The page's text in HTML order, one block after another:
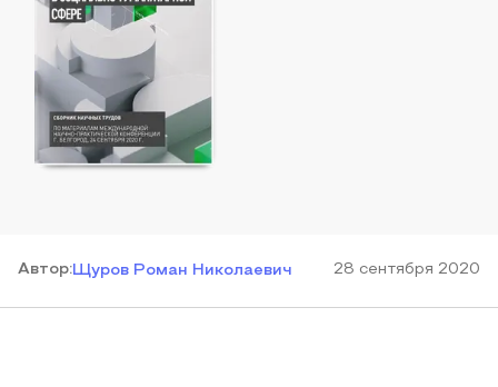
Автор:Щуров Роман Николаевич 28 сентября 2020